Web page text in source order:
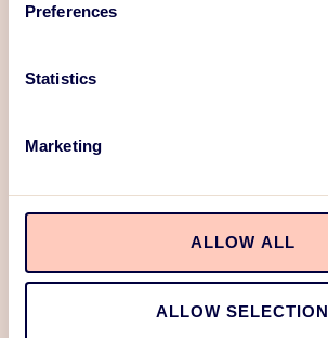
Preferences
Statistics
Marketing
ALLOW ALL
ALLOW SELECTION
12/12/2025
Joulutervehdys Edealta!